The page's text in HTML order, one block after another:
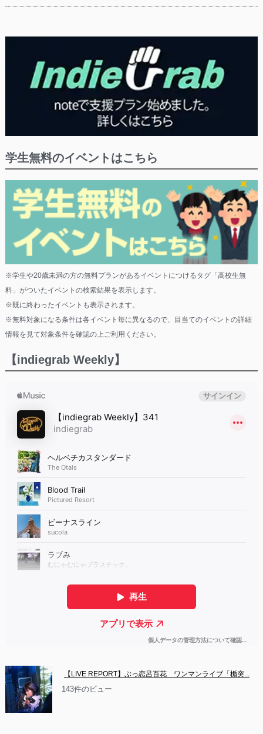
学生無料のイベントはこちら
※学生や20歳未満の方の無料プランがあるイベントにつけるタグ「高校生無
料」がついたイベントの検索結果を表示します。
※既に終わったイベントも表示されます。
※無料対象になる条件は各イベント毎に異なるので、目当てのイベントの詳細
情報を見て対象条件を確認の上ご利用ください。
【indiegrab Weekly】
【LIVE REPORT】ぶっ恋呂百花　ワンマンライブ「楯突...
143件のビュー